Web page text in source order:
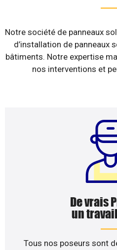
Notre société de panneaux
d’installation de panneaux
bâtiments. Notre expertise
nos interventions et
De vrais
un
Tous nos poseurs sont